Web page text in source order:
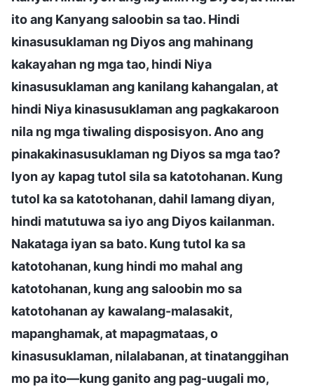
ito ang Kanyang saloobin sa tao. Hindi
kinasusuklaman ng Diyos ang mahinang
kakayahan ng mga tao, hindi Niya
kinasusuklaman ang kanilang kahangalan, at
hindi Niya kinasusuklaman ang pagkakaroon
nila ng mga tiwaling disposisyon. Ano ang
pinakakinasusuklaman ng Diyos sa mga tao?
Iyon ay kapag tutol sila sa katotohanan. Kung
tutol ka sa katotohanan, dahil lamang diyan,
hindi matutuwa sa iyo ang Diyos kailanman.
Nakataga iyan sa bato. Kung tutol ka sa
katotohanan, kung hindi mo mahal ang
katotohanan, kung ang saloobin mo sa
katotohanan ay kawalang-malasakit,
mapanghamak, at mapagmataas, o
kinasusuklaman, nilalabanan, at tinatanggihan
mo pa ito—kung ganito ang pag-uugali mo,